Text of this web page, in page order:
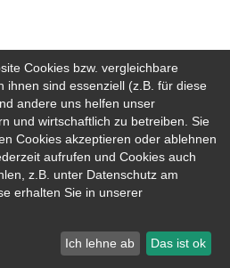
HONDA JAZZ E:HEV
HONDA PRELUDE E:HEV
HONDA ZR-V E:HEV
Cookies bzw. vergleichbare
ihnen sind essenziell (z.B. für diese
andere uns helfen unser
und wirtschaftlich zu betreiben. Sie
Cookies akzeptieren oder ablehnen
aufrufen und Cookies auch
z.B. unter Datenschutz am
erhalten Sie in unserer
Ich lehne ab Das ist ok